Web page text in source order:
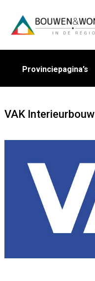
Provinciepagina’s
VAK Interieurbouw